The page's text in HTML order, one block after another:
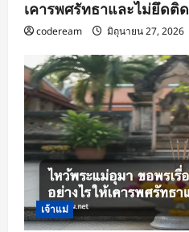
เคารพศรัทธาและไม่ยึดติด
codeream มิถุนายน 27, 2026
เจ้าแม่